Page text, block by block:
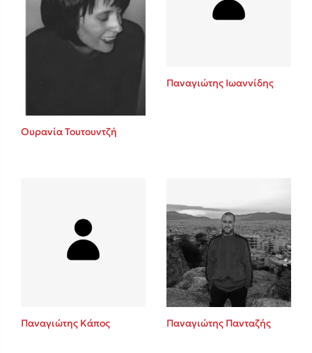
Ουρανία Τουτουντζή
Παναγιώτης Ιωαννίδης
Παναγιώτης Κάπος Παναγιώτης Πανταζής